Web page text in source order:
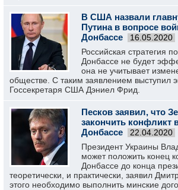
В США назвали
Путина в вопросе
Донбассе
16.05.2020
Российская стратегия
Донбассе не будет
она не учитывает
обществе. С таким заявлением выступил
Госсекретаря США Дэниел Фрид.
Песков заявил, что
закончить конфликт
Донбассе
22.04.2020
Президент Украины
может положить конец
Донбассе до конца
теоретически, и практически, заявил
этого необходимо выполнить минские